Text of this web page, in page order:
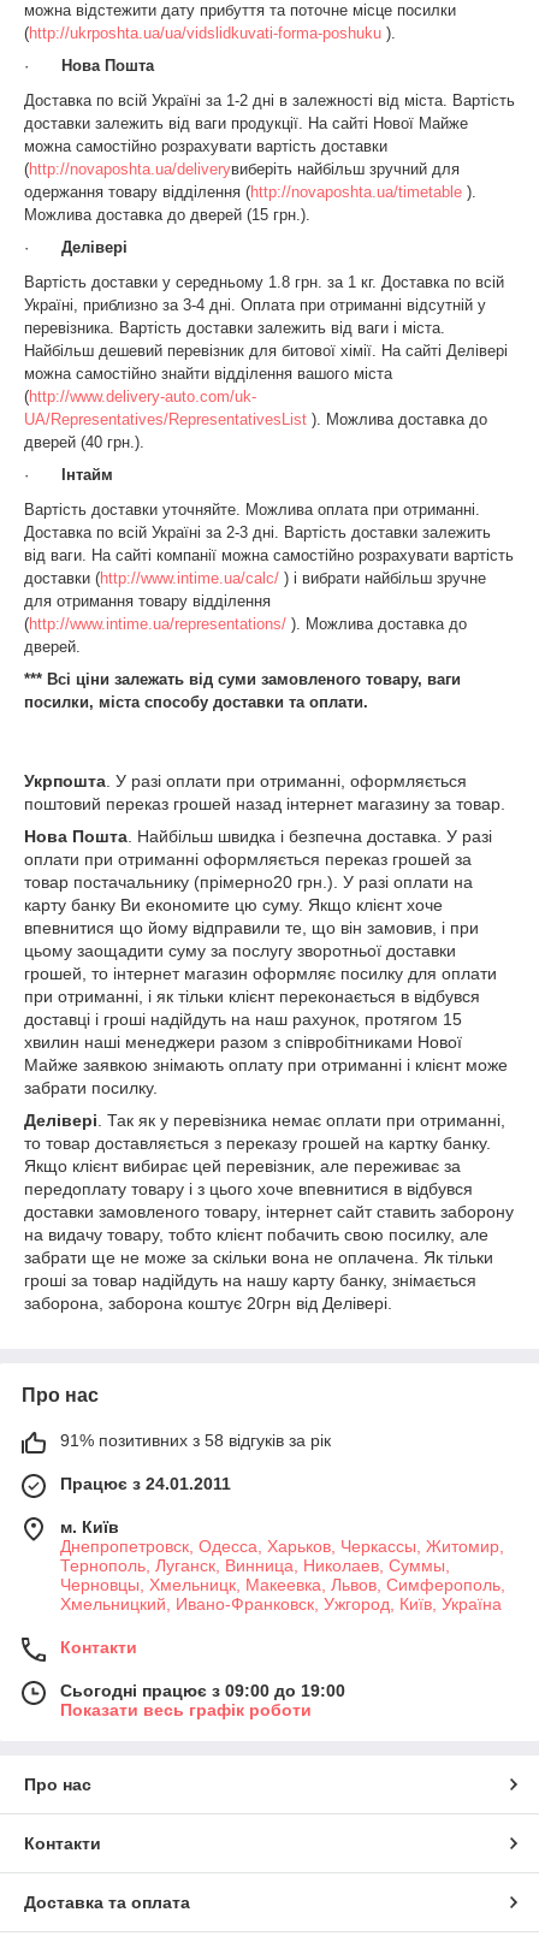
можна відстежити дату прибуття та поточне місце посилки
(http://ukrposhta.ua/ua/vidslidkuvati-forma-poshuku ).
·
Нова Пошта
Доставка по всій Україні за 1-2 дні в залежності від міста. Вартість
доставки залежить від ваги продукції. На сайті Нової Майже
можна самостійно розрахувати вартість доставки
(http://novaposhta.ua/deliveryвиберіть найбільш зручний для
одержання товару відділення (http://novaposhta.ua/timetable ).
Можлива доставка до дверей (15 грн.).
·
Делівері
Вартість доставки у середньому 1.8 грн. за 1 кг. Доставка по всій
Україні, приблизно за 3-4 дні. Оплата при отриманні відсутній у
перевізника. Вартість доставки залежить від ваги і міста.
Найбільш дешевий перевізник для битової хімії. На сайті Делівері
можна самостійно знайти відділення вашого міста
(http://www.delivery-auto.com/uk-
UA/Representatives/RepresentativesList ). Можлива доставка до
дверей (40 грн.).
·
Інтайм
Вартість доставки уточняйте. Можлива оплата при отриманні.
Доставка по всій Україні за 2-3 дні. Вартість доставки залежить
від ваги. На сайті компанії можна самостійно розрахувати вартість
доставки (http://www.intime.ua/calc/ ) і вибрати найбільш зручне
для отримання товару відділення
(http://www.intime.ua/representations/ ). Можлива доставка до
дверей.
*** Всі ціни залежать від суми замовленого товару, ваги
посилки, міста способу доставки та оплати.
Укрпошта . У разі оплати при отриманні, оформляється
поштовий переказ грошей назад інтернет магазину за товар.
Нова Пошта . Найбільш швидка і безпечна доставка. У разі
оплати при отриманні оформляється переказ грошей за
товар постачальнику (прімерно20 грн.). У разі оплати на
карту банку Ви економите цю суму. Якщо клієнт хоче
впевнитися що йому відправили те, що він замовив, і при
цьому заощадити суму за послугу зворотньої доставки
грошей, то інтернет магазин оформляє посилку для оплати
при отриманні, і як тільки клієнт переконається в відбувся
доставці і гроші надійдуть на наш рахунок, протягом 15
хвилин наші менеджери разом з співробітниками Нової
Майже заявкою знімають оплату при отриманні і клієнт може
забрати посилку.
Делівері . Так як у перевізника немає оплати при отриманні,
то товар доставляється з переказу грошей на картку банку.
Якщо клієнт вибирає цей перевізник, але переживає за
передоплату товару і з цього хоче впевнитися в відбувся
доставки замовленого товару, інтернет сайт ставить заборону
на видачу товару, тобто клієнт побачить свою посилку, але
забрати ще не може за скільки вона не оплачена. Як тільки
гроші за товар надійдуть на нашу карту банку, знімається
заборона, заборона коштує 20грн від Делівері.
Про нас
91% позитивних з 58 відгуків за рік
Працює з 24.01.2011
м. Київ
Днепропетровск, Одесса, Харьков, Черкассы, Житомир,
Тернополь, Луганск, Винница, Николаев, Суммы,
Черновцы, Хмельницк, Макеевка, Львов, Симферополь,
Хмельницкий, Ивано-Франковск, Ужгород, Київ, Україна
Контакти
Сьогодні працює з 09:00 до 19:00
Показати весь графік роботи
Про нас
Контакти
Доставка та оплата